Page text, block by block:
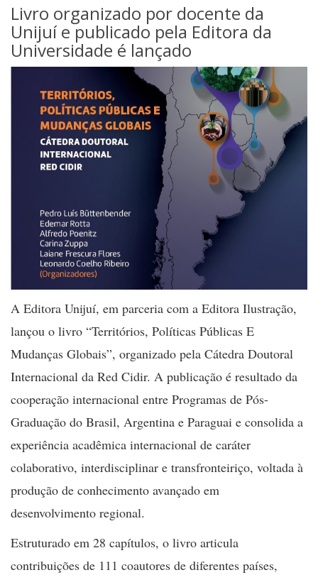
Livro organizado por docente da
Unijuí e publicado pela Editora da
Universidade é lançado
A Editora Unijuí, em parceria com a Editora Ilustração,
lançou o livro “Territórios, Políticas Públicas E
Mudanças Globais”, organizado pela Cátedra Doutoral
Internacional da Red Cidir. A publicação é resultado da
cooperação internacional entre Programas de Pós-
Graduação do Brasil, Argentina e Paraguai e consolida a
experiência acadêmica internacional de caráter
colaborativo, interdisciplinar e transfronteiriço, voltada à
produção de conhecimento avançado em
desenvolvimento regional.
Estruturado em 28 capítulos, o livro articula
contribuições de 111 coautores de diferentes países,